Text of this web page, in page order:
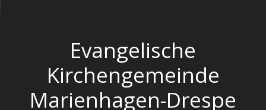
Evangelische
Kirchengemeinde
Marienhagen-Drespe